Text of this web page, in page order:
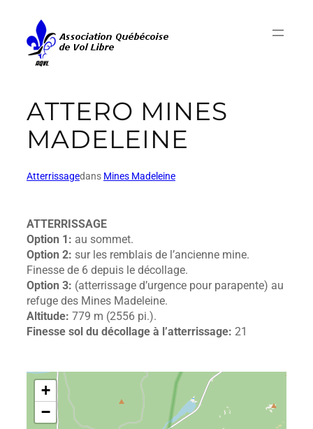
ATTERO MINES
MADELEINE
Atterrissagedans Mines Madeleine
ATTERRISSAGE
Option 1: au sommet.
Option 2: sur les remblais de l’ancienne mine.
Finesse de 6 depuis le décollage.
Option 3: (atterrissage d’urgence pour parapente) au
refuge des Mines Madeleine.
Altitude: 779 m (2556 pi.).
Finesse sol du décollage à l’atterrissage: 21
+
−